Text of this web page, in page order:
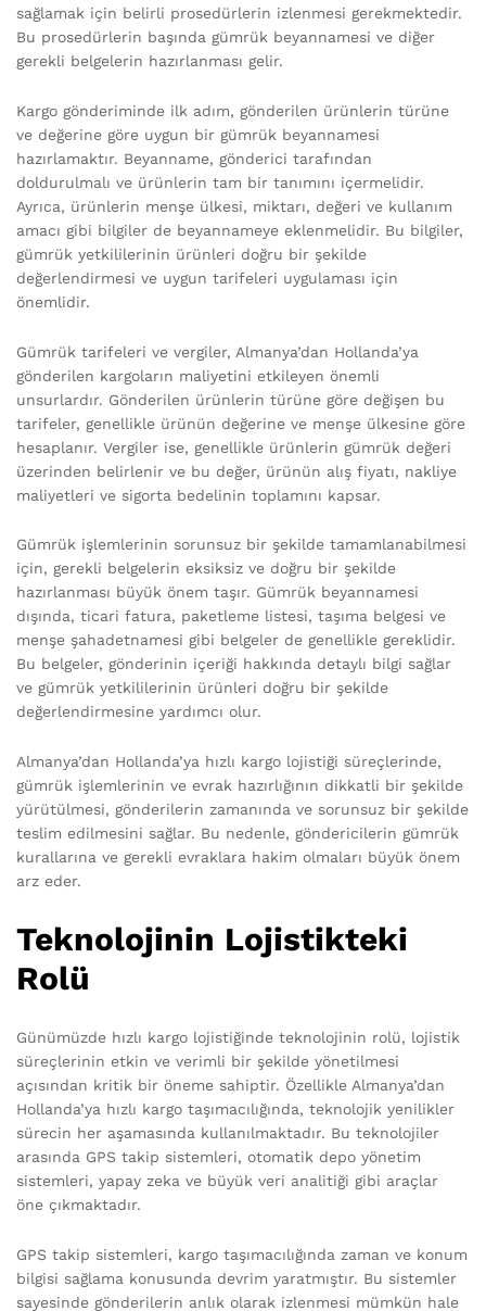
sağlamak için belirli prosedürlerin izlenmesi gerekmektedir.
Bu prosedürlerin başında gümrük beyannamesi ve diğer
gerekli belgelerin hazırlanması gelir.
Kargo gönderiminde ilk adım, gönderilen ürünlerin türüne
ve değerine göre uygun bir gümrük beyannamesi
hazırlamaktır. Beyanname, gönderici tarafından
doldurulmalı ve ürünlerin tam bir tanımını içermelidir.
Ayrıca, ürünlerin menşe ülkesi, miktarı, değeri ve kullanım
amacı gibi bilgiler de beyannameye eklenmelidir. Bu bilgiler,
gümrük yetkililerinin ürünleri doğru bir şekilde
değerlendirmesi ve uygun tarifeleri uygulaması için
önemlidir.
Gümrük tarifeleri ve vergiler, Almanya’dan Hollanda’ya
gönderilen kargoların maliyetini etkileyen önemli
unsurlardır. Gönderilen ürünlerin türüne göre değişen bu
tarifeler, genellikle ürünün değerine ve menşe ülkesine göre
hesaplanır. Vergiler ise, genellikle ürünlerin gümrük değeri
üzerinden belirlenir ve bu değer, ürünün alış fiyatı, nakliye
maliyetleri ve sigorta bedelinin toplamını kapsar.
Gümrük işlemlerinin sorunsuz bir şekilde tamamlanabilmesi
için, gerekli belgelerin eksiksiz ve doğru bir şekilde
hazırlanması büyük önem taşır. Gümrük beyannamesi
dışında, ticari fatura, paketleme listesi, taşıma belgesi ve
menşe şahadetnamesi gibi belgeler de genellikle gereklidir.
Bu belgeler, gönderinin içeriği hakkında detaylı bilgi sağlar
ve gümrük yetkililerinin ürünleri doğru bir şekilde
değerlendirmesine yardımcı olur.
Almanya’dan Hollanda’ya hızlı kargo lojistiği süreçlerinde,
gümrük işlemlerinin ve evrak hazırlığının dikkatli bir şekilde
yürütülmesi, gönderilerin zamanında ve sorunsuz bir şekilde
teslim edilmesini sağlar. Bu nedenle, göndericilerin gümrük
kurallarına ve gerekli evraklara hakim olmaları büyük önem
arz eder.
Teknolojinin Lojistikteki
Rolü
Günümüzde hızlı kargo lojistiğinde teknolojinin rolü, lojistik
süreçlerinin etkin ve verimli bir şekilde yönetilmesi
açısından kritik bir öneme sahiptir. Özellikle Almanya’dan
Hollanda’ya hızlı kargo taşımacılığında, teknolojik yenilikler
sürecin her aşamasında kullanılmaktadır. Bu teknolojiler
arasında GPS takip sistemleri, otomatik depo yönetim
sistemleri, yapay zeka ve büyük veri analitiği gibi araçlar
öne çıkmaktadır.
GPS takip sistemleri, kargo taşımacılığında zaman ve konum
bilgisi sağlama konusunda devrim yaratmıştır. Bu sistemler
sayesinde gönderilerin anlık olarak izlenmesi mümkün hale